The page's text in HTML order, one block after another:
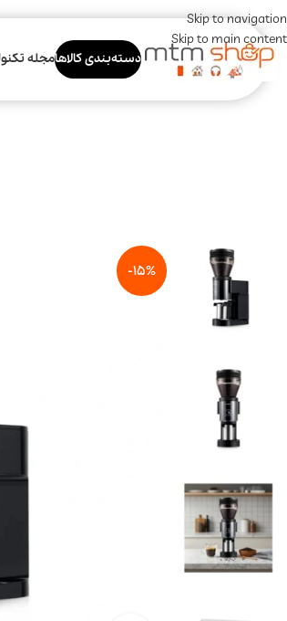
Skip to navigation
Skip to main content
دسته‌بندی کالاهامجله
-15%